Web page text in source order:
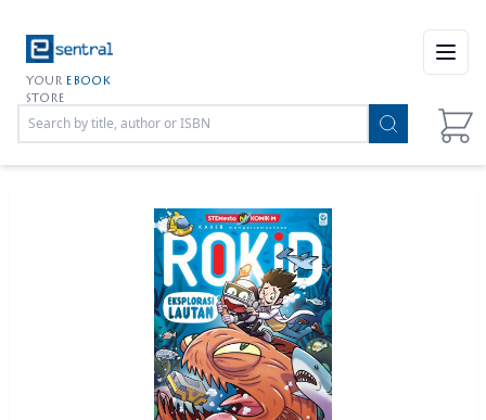
YOUR EBOOK
STORE